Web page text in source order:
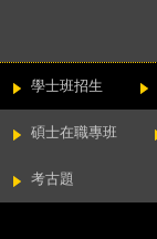
學士班招生
碩士在職專班
考古題